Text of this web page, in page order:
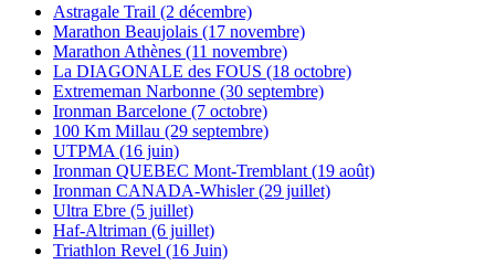
Astragale Trail (2 décembre)
Marathon Beaujolais (17 novembre)
Marathon Athènes (11 novembre)
La DIAGONALE des FOUS (18 octobre)
Extrememan Narbonne (30 septembre)
Ironman Barcelone (7 octobre)
100 Km Millau (29 septembre)
UTPMA (16 juin)
Ironman QUEBEC Mont-Tremblant (19 août)
Ironman CANADA-Whisler (29 juillet)
Ultra Ebre (5 juillet)
Haf-Altriman (6 juillet)
Triathlon Revel (16 Juin)